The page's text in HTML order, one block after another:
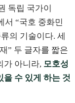
독립 국가이
서 “국호 중화민
의 기술이다. 세
” 두 글자를 짧은
가 아니라, 모호성
을 수 있게 하는 것